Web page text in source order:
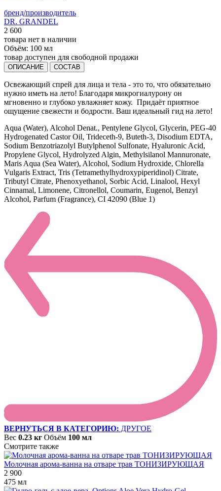
бренд/производитель
DR. GRANDEL
2 600
товара нет в наличии
Объём: 100 мл
товар доступен для свободной продажи
ОПИСАНИЕ СОСТАВ
Освежающий спрей для лица и тела - это то, что обязательно
нужно иметь на лето! Благодаря микрогиалурону он
мгновенно и глубоко увлажняет кожу. Придаёт приятное
ощущение свежести и бодрости. Ваш идеальный гид на лето!
Aqua (Water), Alcohol Denat., Pentylene Glycol, Glycerin, PEG-40
Hydrogenated Castor Oil, Trideceth-9, Buteth-3, Disodium EDTA,
Sodium Benzotriazolyl Butylphenol Sulfonate, Hyaluronic Acid,
Propylene Glycol, Hydrolyzed Algin, Methylsilanol Mannuronate,
Maris Aqua (Sea Water), Alcohol, Sodium Hydroxide, Chlorella
Vulgaris Extract, Tris (Tetramethylhydroxypiperidinol) Citrate,
Tributyl Citrate, Phenoxyethanol, Sorbic Acid, Linalool, Hexyl
Cinnamal, Limonene, Citronellol, Coumarin, Eugenol, Benzyl
Alcohol, Parfum (Fragrance), CI 42090 (Blue 1)
ВЕРНУТЬСЯ В КАТЕГОРИЮ: ДРУГОЕ
Вес 0.23 кг Объём 100 мл
Смотрите также
Молочная арома-ванна на отваре трав ТОНИЗИРУЮЩАЯ
2 900
475 мл